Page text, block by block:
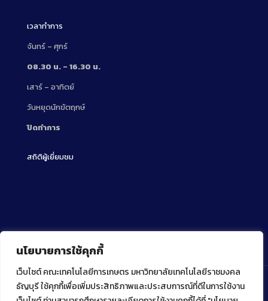
นโยบายการใช้คุกกี้
เว็บไซต์ คณะเทคโนโลยีการเกษตร มหาวิทยาลัยเทคโนโลยีราชมงคล
ธัญบุรี ใช้คุกกี้เพื่อเพิ่มประสิทธิภาพและประสบการณ์ที่ดีในการใช้งาน
เวลาทำการ
จันทร์ – ศุกร์
08.30 น. – 16.30 น.
เสาร์ – อาทิตย์
วันหยุดนักขัตฤกษ์
ปิดทำการ
สถิติผู้เยี่ยมชม